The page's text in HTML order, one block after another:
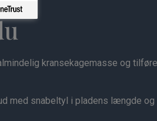
kransekagemasse og
med snabeltyl i pladens længde og